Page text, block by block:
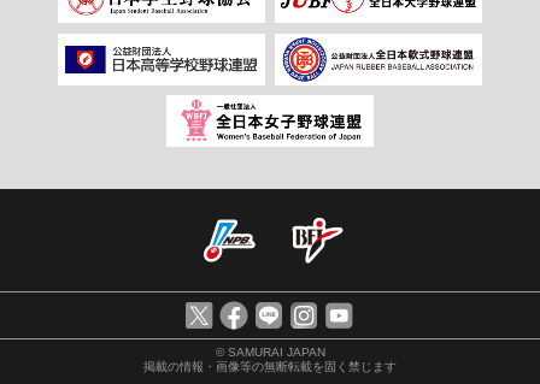
© SAMURAI JAPAN
掲載の情報・画像等の無断転載を固く禁じます